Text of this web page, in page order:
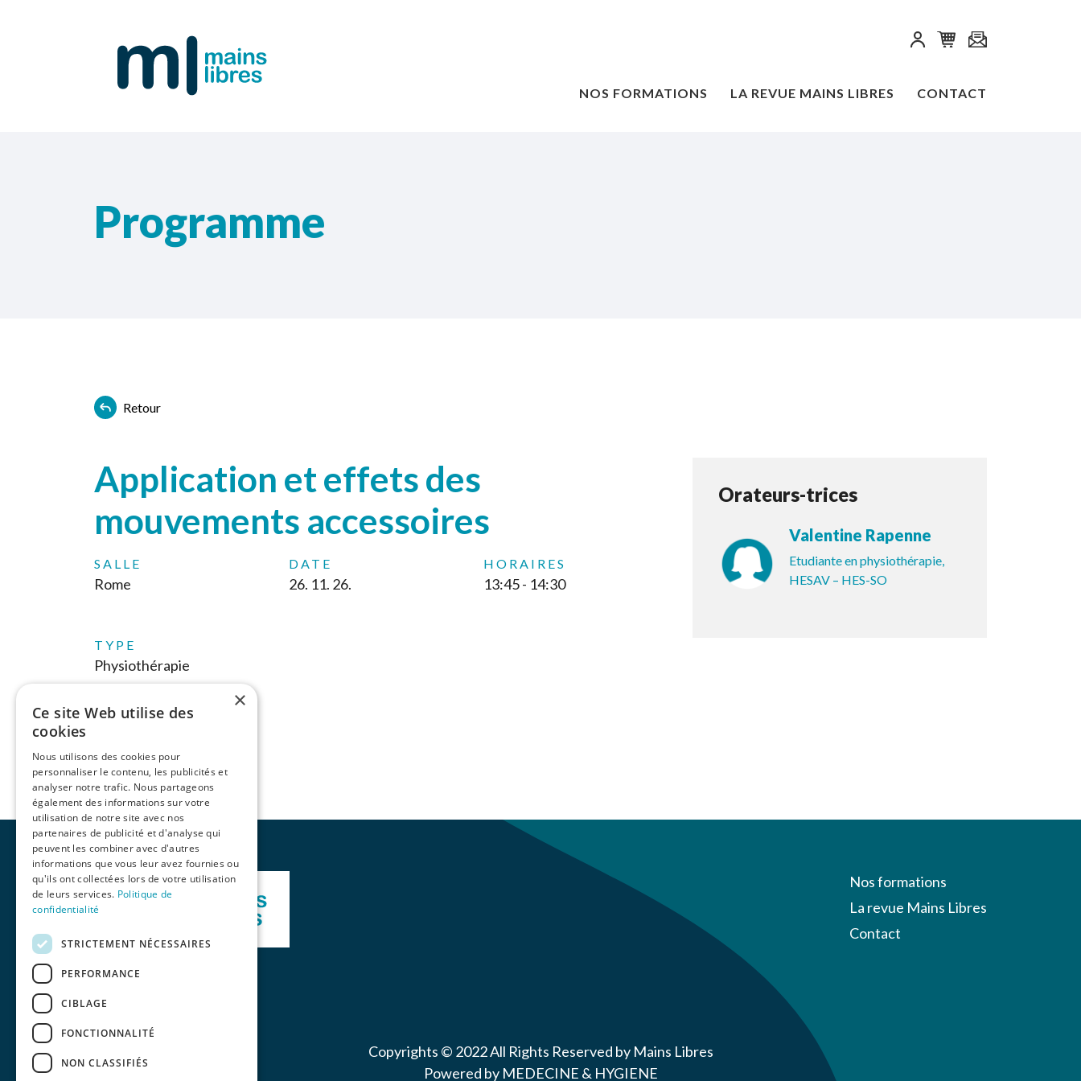
NOS FORMATIONS LA REVUE MAINS LIBRES CONTACT
Programme
Retour
Application et effets des
mouvements accessoires
SALLE
Rome
DATE
26. 11. 26.
HORAIRES
13:45 - 14:30
TYPE
Physiothérapie
Orateurs-trices
Valentine Rapenne
Etudiante en physiothérapie,
HESAV – HES-SO
Nos formations
La revue Mains Libres
Contact
Copyrights © 2022 All Rights Reserved by Mains Libres
Powered by MEDECINE & HYGIENE
×
Ce site Web utilise des
cookies
Nous utilisons des cookies pour
personnaliser le contenu, les publicités et
analyser notre trafic. Nous partageons
également des informations sur votre
utilisation de notre site avec nos
partenaires de publicité et d'analyse qui
peuvent les combiner avec d'autres
informations que vous leur avez fournies ou
qu'ils ont collectées lors de votre utilisation
de leurs services. Politique de
confidentialité
STRICTEMENT NÉCESSAIRES
PERFORMANCE
CIBLAGE
FONCTIONNALITÉ
NON CLASSIFIÉS